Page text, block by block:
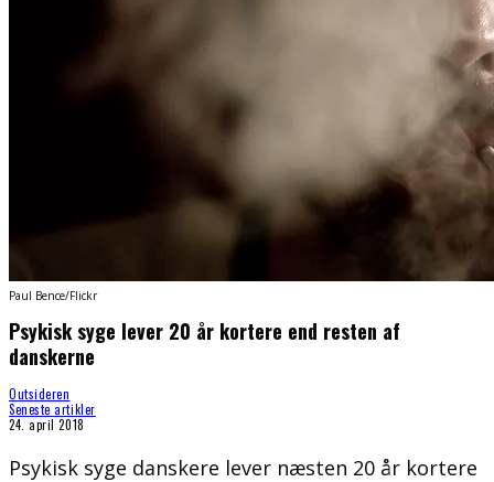
Paul Bence/Flickr
Psykisk syge lever 20 år kortere end resten af
danskerne
Outsideren
Seneste artikler
24. april 2018
Psykisk syge danskere lever næsten 20 år kortere